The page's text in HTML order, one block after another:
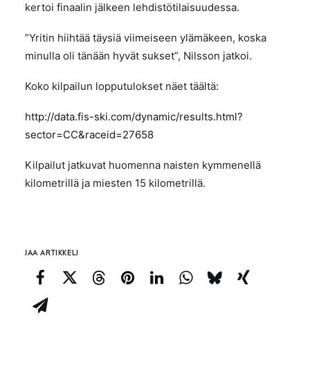
kertoi finaalin jälkeen lehdistötilaisuudessa.
”Yritin hiihtää täysiä viimeiseen ylämäkeen, koska
minulla oli tänään hyvät sukset”, Nilsson jatkoi.
Koko kilpailun lopputulokset näet täältä:
http://data.fis-ski.com/dynamic/results.html?
sector=CC&raceid=27658
Kilpailut jatkuvat huomenna naisten kymmenellä
kilometrillä ja miesten 15 kilometrillä.
JAA ARTIKKELI